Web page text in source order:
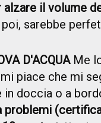
alzare il volume
poi, sarebbe
D'ACQUAMe
mi piace che mi
in doccia o a
problemi